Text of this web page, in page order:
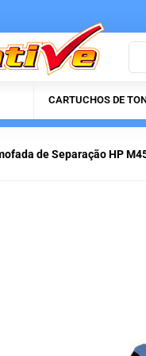
CARTUCHOS DE
de Separação HP